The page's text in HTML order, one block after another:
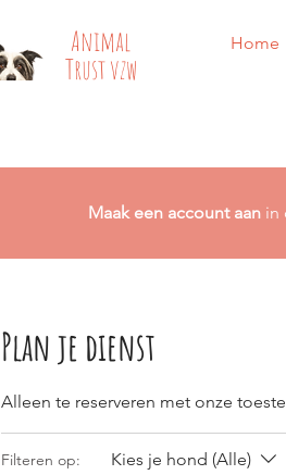
​​Animal
Trust vzw
Home
Maak een account aan in
Plan je dienst
Alleen te reserveren met onze
Filteren op: Kies je hond (Alle)